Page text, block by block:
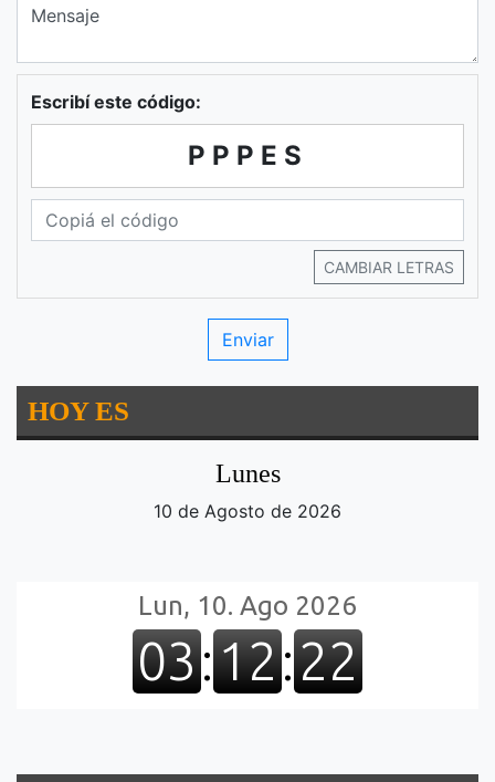
Escribí este código:
PPPES
CAMBIAR LETRAS
HOY ES
Lunes
10 de Agosto de 2026